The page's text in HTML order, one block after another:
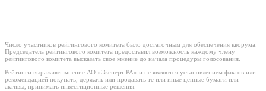
Число участников рейтингового комитета было достаточным для обеспечения кворума.
Председатель рейтингового комитета предоставил возможность каждому члену
рейтингового комитета высказать свое мнение до начала процедуры голосования.
Рейтинги выражают мнение АО «Эксперт РА» и не являются установлением фактов или
рекомендацией покупать, держать или продавать те или иные ценные бумаги или
активы, принимать инвестиционные решения.